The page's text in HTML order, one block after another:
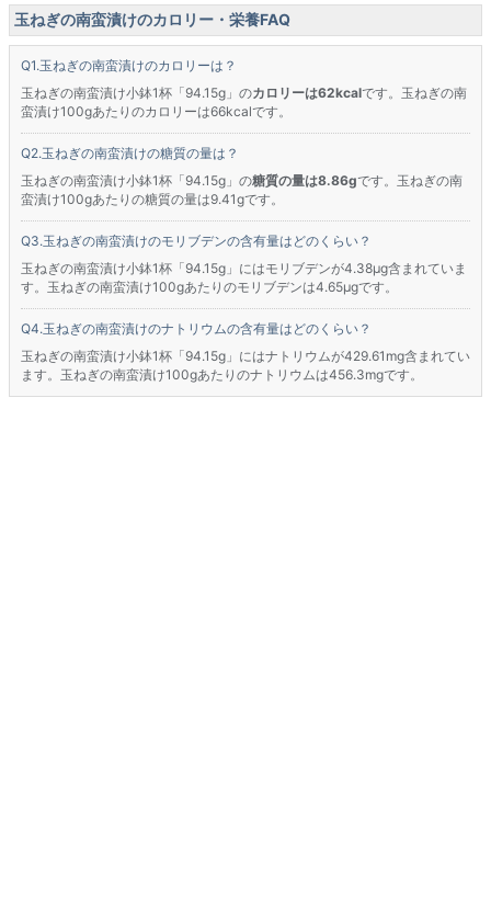
玉ねぎの南蛮漬けのカロリー・栄養FAQ
玉ねぎの南蛮漬けのカロリーは？
玉ねぎの南蛮漬け小鉢1杯「94.15g」のカロリーは62kcalです。玉ねぎの南
蛮漬け100gあたりのカロリーは66kcalです。
玉ねぎの南蛮漬けの糖質の量は？
玉ねぎの南蛮漬け小鉢1杯「94.15g」の糖質の量は8.86gです。玉ねぎの南
蛮漬け100gあたりの糖質の量は9.41gです。
玉ねぎの南蛮漬けのモリブデンの含有量はどのくらい？
玉ねぎの南蛮漬け小鉢1杯「94.15g」にはモリブデンが4.38μg含まれていま
す。玉ねぎの南蛮漬け100gあたりのモリブデンは4.65μgです。
玉ねぎの南蛮漬けのナトリウムの含有量はどのくらい？
玉ねぎの南蛮漬け小鉢1杯「94.15g」にはナトリウムが429.61mg含まれてい
ます。玉ねぎの南蛮漬け100gあたりのナトリウムは456.3mgです。